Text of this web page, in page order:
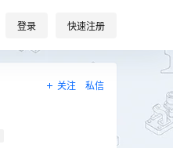
登录 快速注册
关注 私信